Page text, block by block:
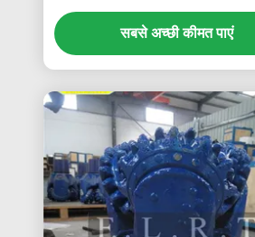
सबसे अच्छी कीमत पाएं